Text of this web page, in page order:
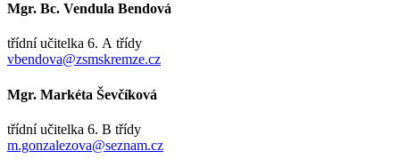
Mgr. Bc. Vendula Bendová
třídní učitelka 6. A třídy
vbendova@zsmskremze.cz
Mgr. Markéta Ševčíková
třídní učitelka 6. B třídy
m.gonzalezova@seznam.cz